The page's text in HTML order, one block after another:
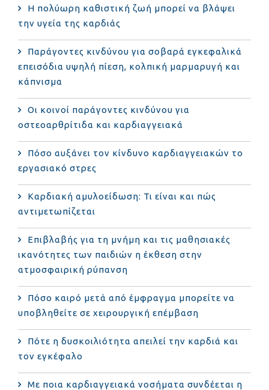
Η πολύωρη καθιστική ζωή μπορεί να βλάψει
την υγεία της καρδιάς
Παράγοντες κινδύνου για σοβαρά εγκεφαλικά
επεισόδια υψηλή πίεση, κολπική μαρμαρυγή και
κάπνισμα
Οι κοινοί παράγοντες κινδύνου για
οστεοαρθρίτιδα και καρδιαγγειακά
Πόσο αυξάνει τον κίνδυνο καρδιαγγειακών το
εργασιακό στρες
Καρδιακή αμυλοείδωση: Τι είναι και πώς
αντιμετωπίζεται
Επιβλαβής για τη μνήμη και τις μαθησιακές
ικανότητες των παιδιών η έκθεση στην
ατμοσφαιρική ρύπανση
Πόσο καιρό μετά από έμφραγμα μπορείτε να
υποβληθείτε σε χειρουργική επέμβαση
Πότε η δυσκοιλιότητα απειλεί την καρδιά και
τον εγκέφαλο
Με ποια καρδιαγγειακά νοσήματα συνδέεται η